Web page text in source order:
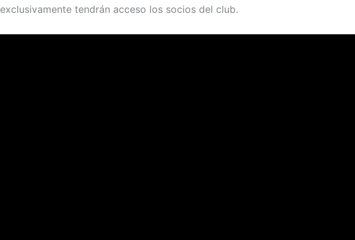
exclusivamente tendrán acceso los socios del club.